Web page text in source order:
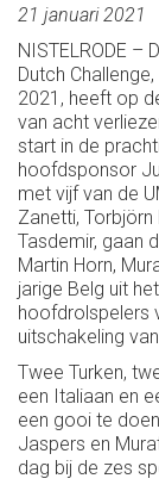
21 januari 2021
NISTELRODE –
Dutch
2021, heeft op
van acht
start in de
hoofdsponsor
met vijf van de
Zanetti,
Tasdemir, gaan
Martin Horn,
jarige Belg uit
hoofdrolspelers
uitschakeling
Twee Turken,
een Italiaan en
een gooi te
Jaspers en
dag bij de zes